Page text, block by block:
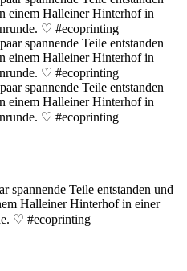
spannende Teile entstanden und
Halleiner Hinterhof in einer
♡ #ecoprinting